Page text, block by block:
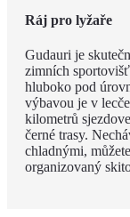
Ráj pro lyžaře
Gudauri je
zimních
hluboko pod
výbavou je v
kilometrů
černé trasy.
chladnými,
organizovaný